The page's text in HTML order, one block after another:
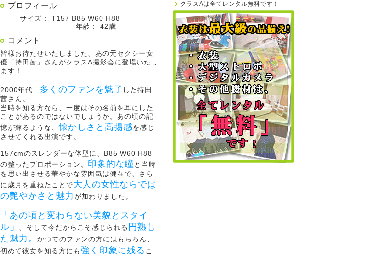
プロフィール
サイズ：
T157 B85 W60 H88
年齢：
42歳
コメント
皆様お待たせいたしました、あの元セクシー女
優「持田茜」さんがクラスA撮影会に登場いたし
ます！
2000年代、 多くのファンを魅了 した持田
茜さん。
当時を知る方なら、一度はその名前を耳にした
ことがあるのではないでしょうか。あの頃の記
憶が蘇るような、懐かしさと高揚感を感じ
させてくれる出演です。
157cmのスレンダーな体型に、B85 W60 H88
の整ったプロポーション。 印象的な瞳と当時
を思い出させる華やかな雰囲気は健在で、さら
に歳月を重ねたことで大人の女性ならでは
の艶やかさと魅力が加わりました。
「あの頃と変わらない美貌とスタイ
ル」
、そして今だからこそ感じられる 円熟し
た魅力。
かつてのファンの方にはもちろん、
初めて彼女を知る方にも強く印象に残る こ
クラスAは全てレンタル無料です！